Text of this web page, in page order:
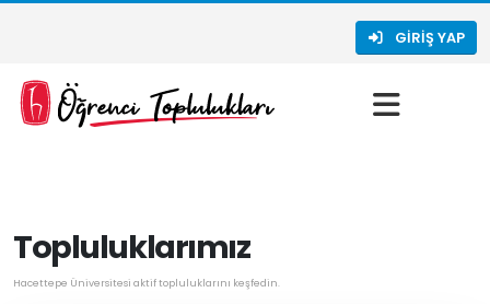
GIRIŞ YAP
Topluluklarımız
Hacettepe Üniversitesi aktif topluluklarını keşfedin.